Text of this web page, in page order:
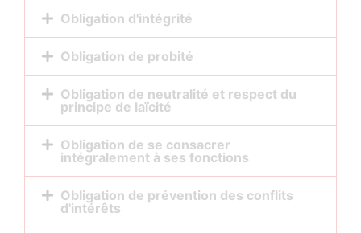
Obligation d'intégrité
Obligation de probité
Obligation de neutralité et respect du
principe de laïcité
Obligation de se consacrer
intégralement à ses fonctions
Obligation de prévention des conflits
d'intérêts